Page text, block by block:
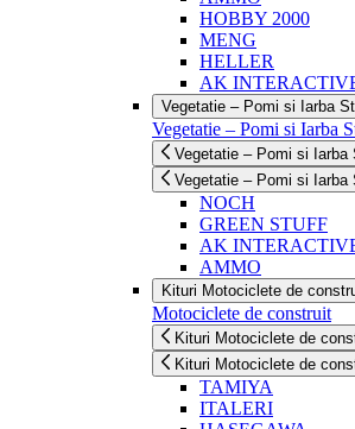
HOBBY 2000
MENG
HELLER
AK
Vegetatie – Pomi si Iarba
Vegetatie – Pomi si Iarba
Vegetatie – Pomi si Iarba
Vegetatie – Pomi si Iarba
NOCH
GREEN STUFF
AK
AMMO
Kituri Motociclete de
Motociclete de construit
Kituri Motociclete de
Kituri Motociclete de
TAMIYA
ITALERI